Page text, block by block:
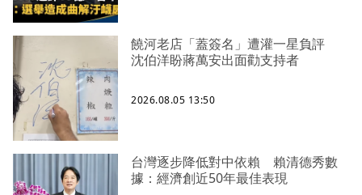
饒河老店「蓋簽名」遭灌一星負評
沈伯洋盼蔣萬安出面勸支持者
2026.08.05 13:50
台灣逐步降低對中依賴 賴清德秀數
據：經濟創近50年最佳表現